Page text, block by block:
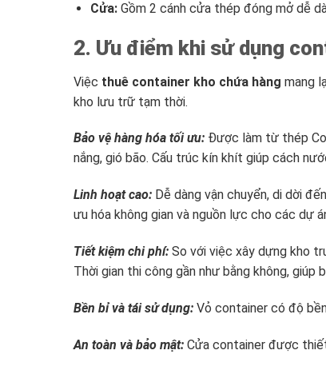
Cửa:Gồm 2 cánh cửa thép đóng mở dễ
2. Ưu điểm khi sử dụng
Việc thuê container kho chứa hàng mang
kho lưu trữ tạm thời.
Bảo vệ hàng hóa tối ưu: Được làm từ thép
nắng, gió bão. Cấu trúc kín khít giúp cách
Linh hoạt cao: Dễ dàng vận chuyển, di dời
ưu hóa không gian và nguồn lực cho các dự
Tiết kiệm chi phí: So với việc xây dựng kho
Thời gian thi công gần như bằng không, giúp
Bền bỉ và tái sử dụng: Vỏ container có độ
An toàn và bảo mật: Cửa container được